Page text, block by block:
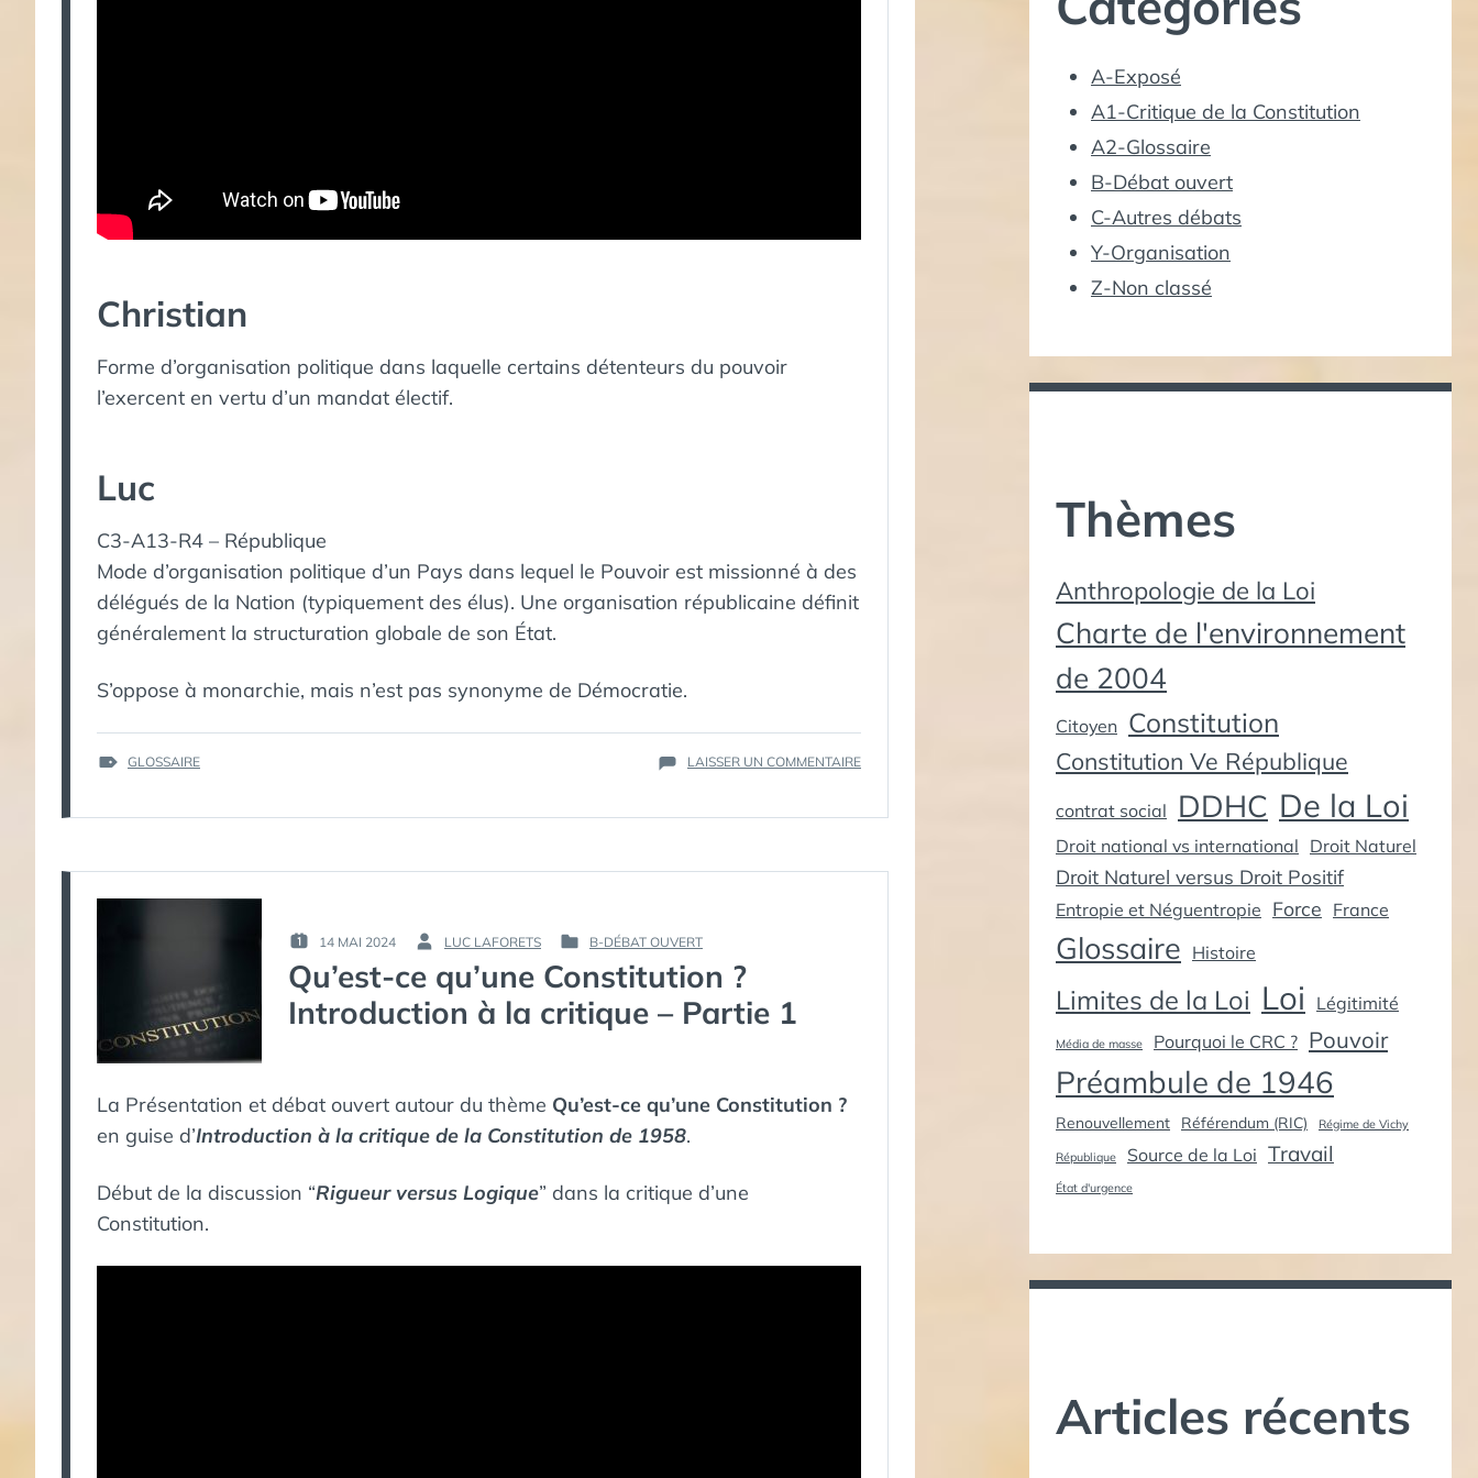
Christian
Forme d’organisation politique dans laquelle certains détenteurs du pouvoir
l’exercent en vertu d’un mandat électif.
Luc
C3-A13-R4 – République
Mode d’organisation politique d’un Pays dans lequel le Pouvoir est missionné à des
délégués de la Nation (typiquement des élus). Une organisation républicaine définit
généralement la structuration globale de son État.
S’oppose à monarchie, mais n’est pas synonyme de Démocratie.
ÉTIQUETTES :
GLOSSAIRE LAISSER UN COMMENTAIRESUR
RÉPUBLIQUE
PUBLIÉ
LE :
14 MAI 2024
PAR :
LUC LAFORETS
PUBLIÉ
DANS
B-DÉBAT OUVERT
Qu’est-ce qu’une Constitution ?
Introduction à la critique – Partie 1
La Présentation et débat ouvert autour du thème Qu’est-ce qu’une Constitution ?
en guise d’Introduction à la critique de la Constitution de 1958.
Début de la discussion “Rigueur versus Logique” dans la critique d’une
Constitution.
A-Exposé
A1-Critique de la Constitution
A2-Glossaire
B-Débat ouvert
C-Autres débats
Y-Organisation
Z-Non classé
Thèmes
Anthropologie de la Loi
Charte de l'environnement
de 2004
Citoyen Constitution
Constitution Ve République
contrat social DDHC De la Loi
Droit national vs international Droit Naturel
Droit Naturel versus Droit Positif
Entropie et Néguentropie Force France
Glossaire Histoire
Limites de la Loi Loi Légitimité
Média de masse Pourquoi le CRC ? Pouvoir
Préambule de 1946
Renouvellement Référendum (RIC) Régime de Vichy
République Source de la Loi Travail
État d'urgence
Articles récents